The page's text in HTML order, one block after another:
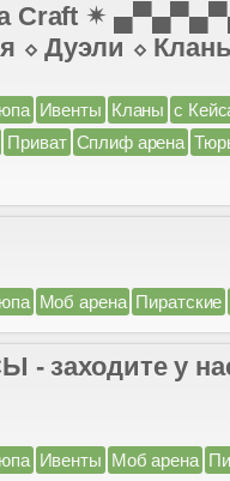
Craft ✴
⬦ Дуэли ⬦
Ивенты Кланы с
Приват Сплиф арена
Моб арена Пиратские
- заходите у
Ивенты Моб арена